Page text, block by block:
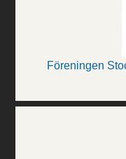
Föreningen